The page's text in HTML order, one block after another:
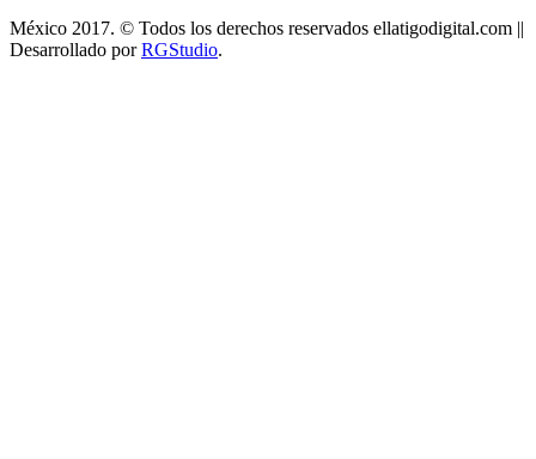
México 2017. © Todos los derechos reservados ellatigodigital.com ||
Desarrollado porRGStudio.